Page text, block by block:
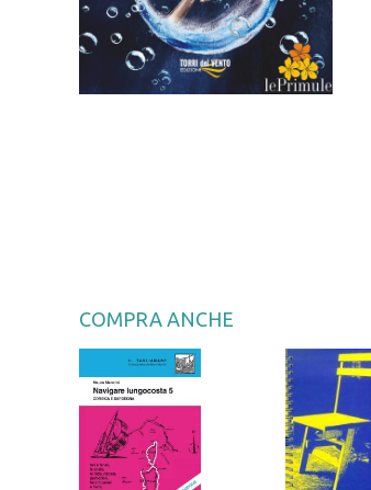
COMPRA ANCHE